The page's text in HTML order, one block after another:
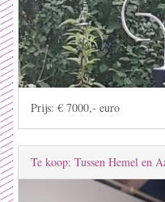
Prijs: € 7000,- euro
Te koop: Tussen Hemel en